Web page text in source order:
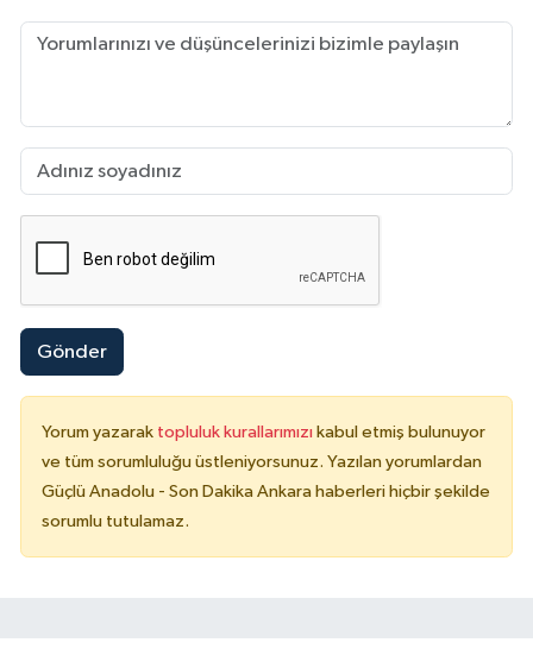
Gönder
Yorum yazarak topluluk kurallarımızı kabul etmiş bulunuyor
ve tüm sorumluluğu üstleniyorsunuz. Yazılan yorumlardan
Güçlü Anadolu - Son Dakika Ankara haberleri hiçbir şekilde
sorumlu tutulamaz.